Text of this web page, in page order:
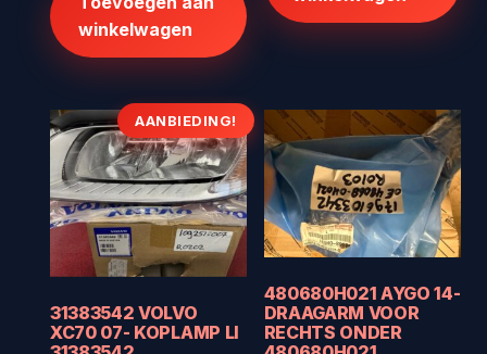
winkelwagen
AANBIEDING!
31383542 VOLVO
XC70 07- KOPLAMP LI
480680H021 AYGO 14-
DRAAGARM VOOR
RECHTS ONDER